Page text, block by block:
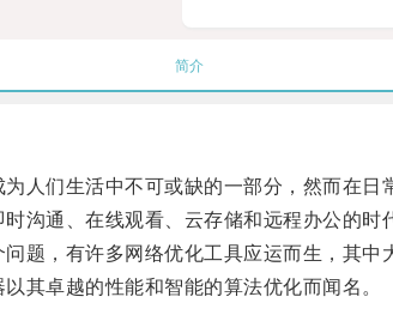
简介
们生活中不可或缺的一部分，然而在日
通、在线观看、云存储和远程办公的时
，有许多网络优化工具应运而生，其中
卓越的性能和智能的算法优化而闻名。